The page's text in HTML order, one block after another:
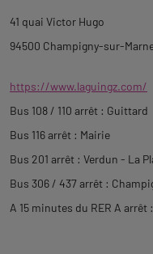
description
41 quai Victor Hugo
94500 Champigny-sur-
https://www.laguingz.com/
Bus 108 / 110 arrêt : Guittard
Bus 116 arrêt : Mairie
Bus 201 arrêt : Verdun - La
Bus 306 / 437 arrêt :
A 15 minutes du RER A arrêt